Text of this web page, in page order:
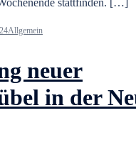
stattfinden. […]
Allgemein
neuer
in der